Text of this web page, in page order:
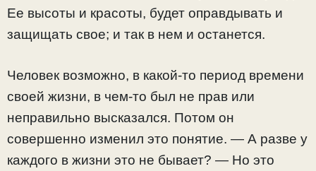
Ее высоты и красоты, будет оправдывать и
защищать свое; и так в нем и останется.
Человек возможно, в какой-то период времени
своей жизни, в чем-то был не прав или
неправильно высказался. Потом он
совершенно изменил это понятие. — А разве у
каждого в жизни это не бывает? — Но это